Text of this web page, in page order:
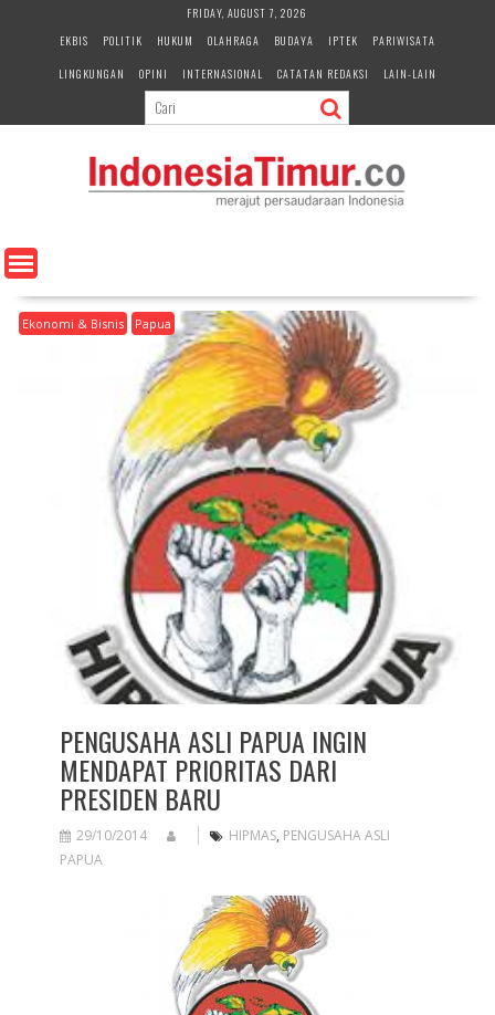
e
n
FRIDAY, AUGUST 7, 2026
EKBIS
POLITIK HUKUM OLAHRAGA BUDAYA IPTEK
PARIWISATA
LINGKUNGAN
OPINI INTERNASIONAL CATATAN REDAKSI LAIN-LAIN
Ekonomi & Bisnis Papua
PENGUSAHA ASLI PAPUA INGIN
MENDAPAT PRIORITAS DARI
PRESIDEN BARU
29/10/2014 HIPMAS, PENGUSAHA ASLI
PAPUA